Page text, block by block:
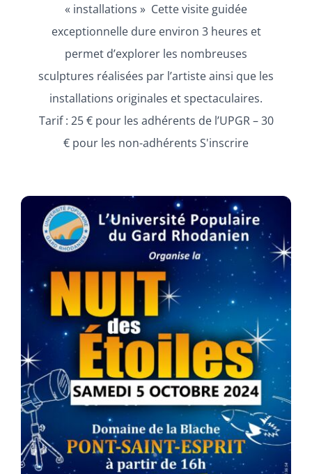
« installations » Cette visite guidée
exceptionnelle dure environ 3 heures et
permet d’explorer les nombreuses
sculptures réalisées par l’artiste ainsi que les
installations originales et spectaculaires.
Tarif : 25 € pour les adhérents de l’UPGR – 30
€ pour les non-adhérents S'inscrire